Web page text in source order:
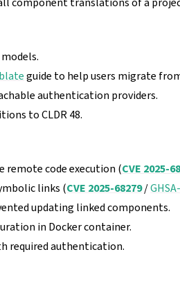
guide to help users migrate
authentication providers.
to CLDR 48.
code execution (CVE 2025-
links (CVE 2025-68279/
updating linked components.
in Docker container.
required authentication.